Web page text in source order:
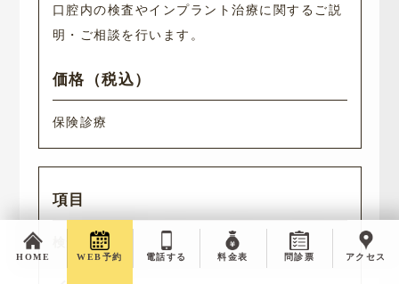
HOME WEB予約 電話する 料金表 問診票 アクセス
口腔内の検査やインプラント治療に関するご説
明・ご相談を行います。
保険診療
検査費用